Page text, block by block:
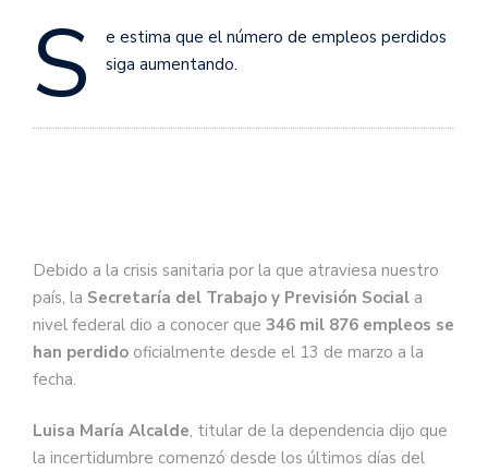
S
e estima que el número de empleos perdidos
siga aumentando.
Debido a la crisis sanitaria por la que atraviesa nuestro
país, la Secretaría del Trabajo y Previsión Social a
nivel federal dio a conocer que 346 mil 876 empleos se
han perdido oficialmente desde el 13 de marzo a la
fecha.
Luisa María Alcalde, titular de la dependencia dijo que
la incertidumbre comenzó desde los últimos días del